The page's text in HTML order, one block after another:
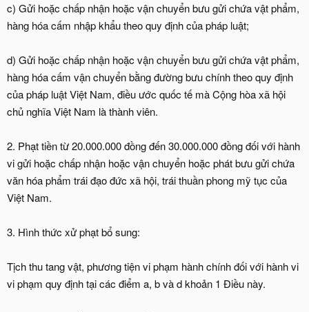
c) Gửi hoặc chấp nhận hoặc vận chuyển bưu gửi chứa vật phẩm,
hàng hóa cấm nhập khẩu theo quy định của pháp luật;
d) Gửi hoặc chấp nhận hoặc vận chuyển bưu gửi chứa vật phẩm,
hàng hóa cấm vận chuyển bằng đường bưu chính theo quy định
của pháp luật Việt Nam, điều ước quốc tế mà Cộng hòa xã hội
chủ nghĩa Việt Nam là thành viên.
2. Phạt tiền từ 20.000.000 đồng đến 30.000.000 đồng đối với hành
vi gửi hoặc chấp nhận hoặc vận chuyển hoặc phát bưu gửi chứa
văn hóa phẩm trái đạo đức xã hội, trái thuần phong mỹ tục của
Việt Nam.
3. Hình thức xử phạt bổ sung:
Tịch thu tang vật, phương tiện vi phạm hành chính đối với hành vi
vi phạm quy định tại các điểm a, b và d khoản 1 Điều này.